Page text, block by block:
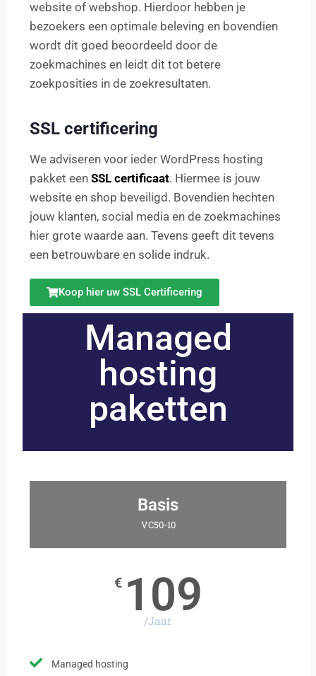
website of webshop. Hierdoor hebben je
bezoekers een optimale beleving en bovendien
wordt dit goed beoordeeld door de
zoekmachines en leidt dit tot betere
zoekposities in de zoekresultaten.
SSL certificering
We adviseren voor ieder WordPress hosting
pakket een SSL certificaat. Hiermee is jouw
website en shop beveiligd. Bovendien hechten
jouw klanten, social media en de zoekmachines
hier grote waarde aan. Tevens geeft dit tevens
een betrouwbare en solide indruk.
Koop hier uw SSL Certificering
Managed
hosting
paketten
Basis
VC50-10
€ 109
/Jaar
Managed hosting